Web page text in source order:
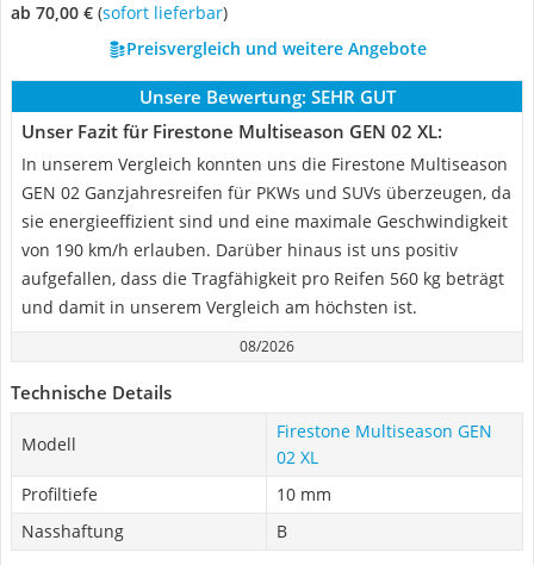
ab 70,00 € ( Sofort lieferbar)
Preisvergleich und weitere Angebote
Unsere Bewertung: SEHR GUT
Unser Fazit für Firestone Multiseason GEN 02 XL:
In unserem Vergleich konnten uns die Firestone Multiseason
GEN 02 Ganzjahresreifen für PKWs und SUVs überzeugen, da
sie energieeffizient sind und eine maximale Geschwindigkeit
von 190 km/h erlauben. Darüber hinaus ist uns positiv
aufgefallen, dass die Tragfähigkeit pro Reifen 560 kg beträgt
und damit in unserem Vergleich am höchsten ist.
08/2026
Technische Details
Modell
Firestone Multiseason GEN
02 XL
Profiltiefe
10 mm
Nasshaftung
B